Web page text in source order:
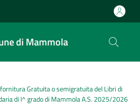
di Mammola
Gratuita o semigratuita del Libri di
di I^ grado di Mammola A.S. 2025/2026